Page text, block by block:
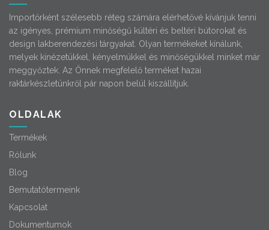
Importőrként szélesebb réteg számára elérhetővé kívánjuk tenni
az igényes, prémium minőségű kültéri és beltéri bútorokat és
design lakberendezési tárgyakat. Olyan termékeket kínálunk,
melyek kinézetükkel, kényelmükkel és minőségükkel minket már
meggyőztek. Az Önnek megfelelő terméket hazai
raktárkészletünkről pár napon belül kiszállítjuk.
OLDALAK
Termékek
Rólunk
Blog
Bemutatótermeink
Kapcsolat
Dokumentumok